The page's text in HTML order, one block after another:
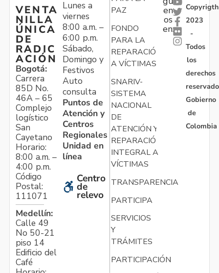
VENTA
NILLA
ÚNICA
DE
RADIC
ACIÓN
Bogotá:
Carrera
85D No.
46A – 65
Complejo
logístico
San
Cayetano
Horario:
8:00 a.m. –
4:00 p.m.
Código
Postal:
111071
Medellín:
Calle 49
No 50-21
piso 14
Edificio del
Café
Lunes a
viernes
8:00 a.m. –
6:00 p.m.
Sábado,
Domingo y
Festivos
Auto
consulta
Puntos de
Atención y
Centros
Regionales
Unidad en
línea
Centro
de
relevo
PAZ
FONDO
PARA LA
REPARACIÓN
A VÍCTIMAS
SNARIV-
SISTEMA
NACIONAL
DE
ATENCIÓN Y
REPARACIÓN
INTEGRAL A
VÍCTIMAS
TRANSPARENCIA
PARTICIPA
SERVICIOS
Y
TRÁMITES
PARTICIPACIÓN
en
os
en:
Copyrigth
2023
-
Todos
los
derechos
Gobierno
de
Colombia